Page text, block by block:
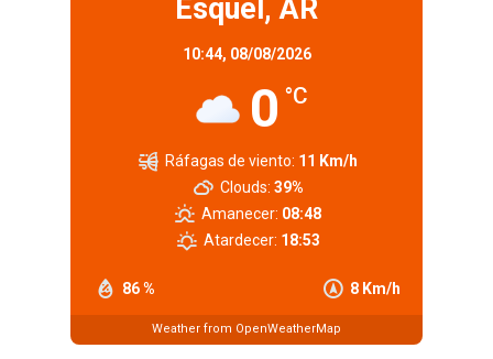
Esquel, AR
10:44, 08/08/2026
0 °C
86 % 8 Km/h
Ráfagas de viento: 11 Km/h
Clouds: 39%
Amanecer: 08:48
Atardecer: 18:53
Weather from OpenWeatherMap